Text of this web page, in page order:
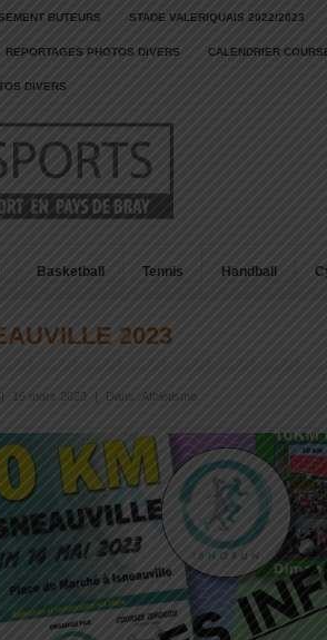
BUTEURS STADE VALERIQUAIS 2022/2023
REPORTAGES PHOTOS DIVERS CALENDRIER
DIVERS
Basketball Tennis Handball
2023
16 mars 2023 Dans : Athlétisme